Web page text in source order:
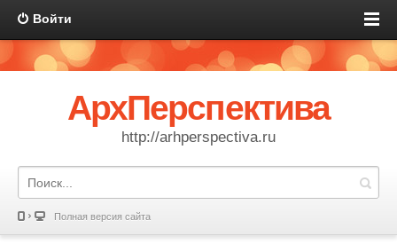
Войти
АрхПерспектива
http://arhperspectiva.ru
Полная версия сайта